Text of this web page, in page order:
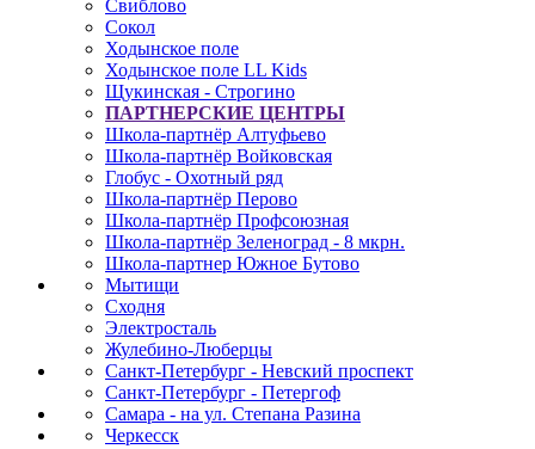
Свиблово
Сокол
Ходынское поле
Ходынское поле LL Kids
Щукинская - Строгино
ПАРТНЕРСКИЕ ЦЕНТРЫ
Школа-партнёр Алтуфьево
Школа-партнёр Войковская
Глобус - Охотный ряд
Школа-партнёр Перово
Школа-партнёр Профсоюзная
Школа-партнёр Зеленоград - 8 мкрн.
Школа-партнер Южное Бутово
Мытищи
Сходня
Электросталь
Жулебино-Люберцы
Санкт-Петербург - Невский проспект
Санкт-Петербург - Петергоф
Самара - на ул. Степана Разина
Черкесск